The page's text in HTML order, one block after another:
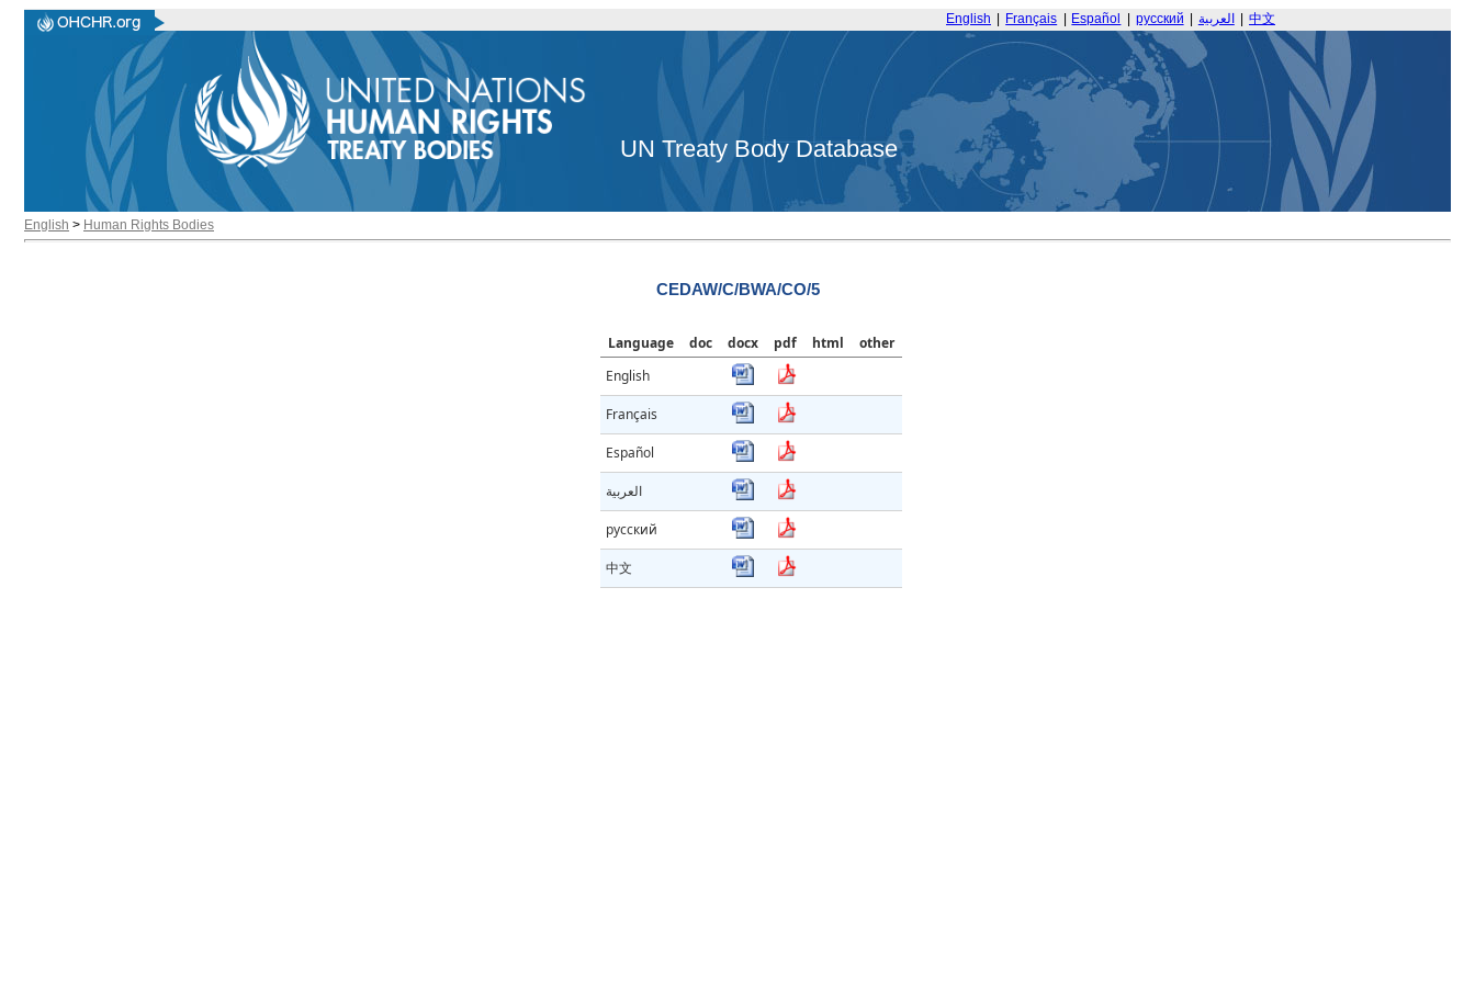
English Français Español русский العربية 中文
UN Treaty Body Database
English > Human Rights Bodies
CEDAW/C/BWA/CO/5
Language doc docx pdf html
other
English
Français
Español
العربية
русский
中文